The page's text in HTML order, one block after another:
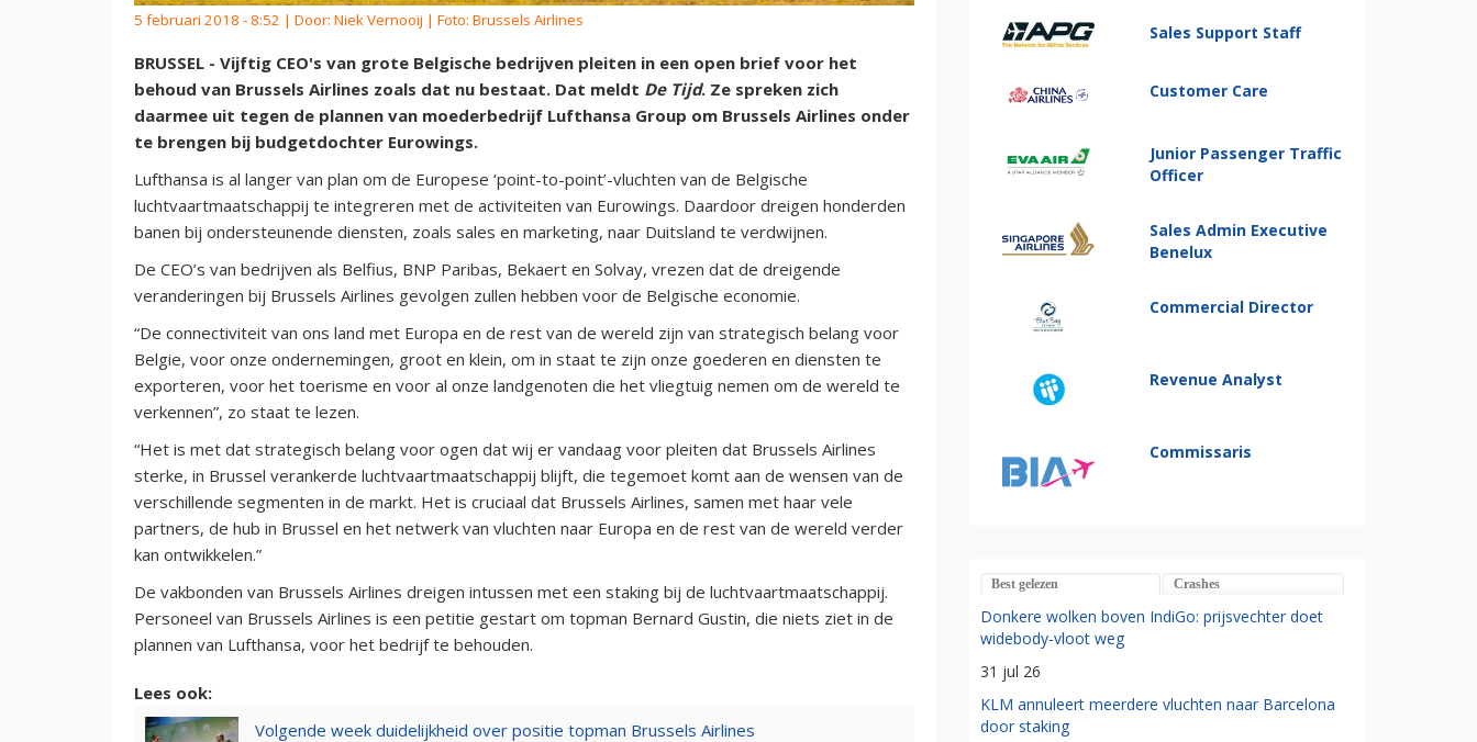
5 februari 2018 - 8:52 | Door: Niek Vernooij | Foto: Brussels Airlines
BRUSSEL - Vijftig CEO's van grote Belgische bedrijven pleiten in een open brief voor het
behoud van Brussels Airlines zoals dat nu bestaat. Dat meldt De Tijd. Ze spreken zich
daarmee uit tegen de plannen van moederbedrijf Lufthansa Group om Brussels Airlines onder
te brengen bij budgetdochter Eurowings.
Lufthansa is al langer van plan om de Europese ‘point-to-point’-vluchten van de Belgische
luchtvaartmaatschappij te integreren met de activiteiten van Eurowings. Daardoor dreigen honderden
banen bij ondersteunende diensten, zoals sales en marketing, naar Duitsland te verdwijnen.
De CEO’s van bedrijven als Belfius, BNP Paribas, Bekaert en Solvay, vrezen dat de dreigende
veranderingen bij Brussels Airlines gevolgen zullen hebben voor de Belgische economie.
“De connectiviteit van ons land met Europa en de rest van de wereld zijn van strategisch belang voor
Belgie, voor onze ondernemingen, groot en klein, om in staat te zijn onze goederen en diensten te
exporteren, voor het toerisme en voor al onze landgenoten die het vliegtuig nemen om de wereld te
verkennen”, zo staat te lezen.
“Het is met dat strategisch belang voor ogen dat wij er vandaag voor pleiten dat Brussels Airlines
sterke, in Brussel verankerde luchtvaartmaatschappij blijft, die tegemoet komt aan de wensen van de
verschillende segmenten in de markt. Het is cruciaal dat Brussels Airlines, samen met haar vele
partners, de hub in Brussel en het netwerk van vluchten naar Europa en de rest van de wereld verder
kan ontwikkelen.”
De vakbonden van Brussels Airlines dreigen intussen met een staking bij de luchtvaartmaatschappij.
Personeel van Brussels Airlines is een petitie gestart om topman Bernard Gustin, die niets ziet in de
plannen van Lufthansa, voor het bedrijf te behouden.
Lees ook:
Volgende week duidelijkheid over positie topman Brussels Airlines
Sales Support Staff
Customer Care
Junior Passenger Traffic
Officer
Sales Admin Executive
Benelux
Commercial Director
Revenue Analyst
Commissaris
Best gelezen Crashes
Donkere wolken boven IndiGo: prijsvechter doet
widebody-vloot weg
31 jul 26
KLM annuleert meerdere vluchten naar Barcelona
door staking